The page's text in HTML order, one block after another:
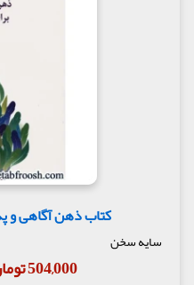
کتاب ذهن آگاهی
سایه سخن
504,000 تومان